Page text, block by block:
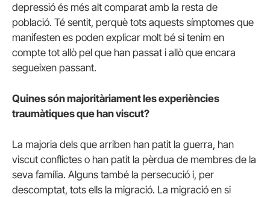
depressió és més alt comparat amb la resta de
població. Té sentit, perquè tots aquests símptomes que
manifesten es poden explicar molt bé si tenim en
compte tot allò pel que han passat i allò que encara
segueixen passant.
Quines són majoritàriament les experiències
traumàtiques que han viscut?
La majoria dels que arriben han patit la guerra, han
viscut conflictes o han patit la pèrdua de membres de la
seva família. Alguns també la persecució i, per
descomptat, tots ells la migració. La migració en si